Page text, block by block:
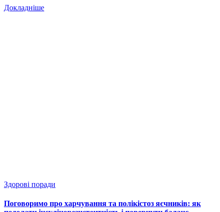
Докладніше
Здорові поради
Поговоримо про харчування та полікістоз яєчників: як